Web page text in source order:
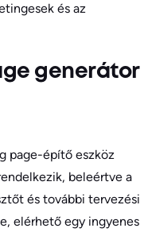
és az
generátor
page-építő eszköz
beleértve a
és további tervezési
elérhető egy ingyenes